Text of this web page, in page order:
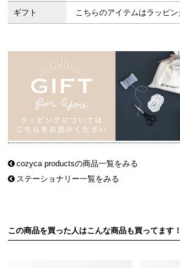
ギフト こちらのアイテムはラッピ
cozyca productsの商品一覧をみる
ステーショナリー一覧をみる
この商品を買った人はこんな商品も買ってます！